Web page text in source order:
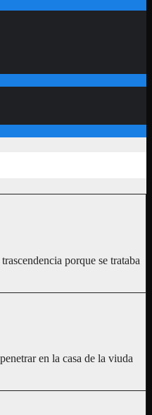
porque se trataba
en la casa de la viuda